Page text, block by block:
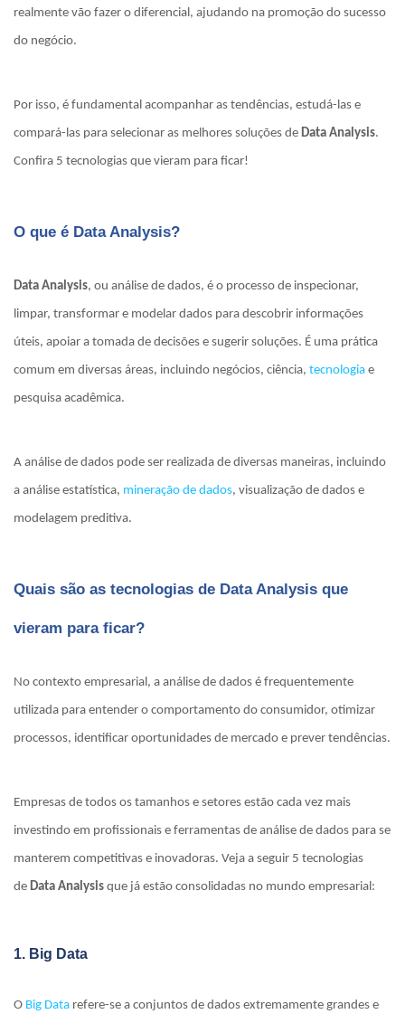
realmente vão fazer o diferencial, ajudando na promoção do sucesso
do negócio.
Por isso, é fundamental acompanhar as tendências, estudá-las e
compará-las para selecionar as melhores soluções de Data Analysis.
Confira 5 tecnologias que vieram para ficar!
O que é Data Analysis?
Data Analysis, ou análise de dados, é o processo de inspecionar,
limpar, transformar e modelar dados para descobrir informações
úteis, apoiar a tomada de decisões e sugerir soluções. É uma prática
comum em diversas áreas, incluindo negócios, ciência, tecnologia e
pesquisa acadêmica.
A análise de dados pode ser realizada de diversas maneiras, incluindo
a análise estatística, mineração de dados, visualização de dados e
modelagem preditiva.
Quais são as tecnologias de Data Analysis que
vieram para ficar?
No contexto empresarial, a análise de dados é frequentemente
utilizada para entender o comportamento do consumidor, otimizar
processos, identificar oportunidades de mercado e prever tendências.
Empresas de todos os tamanhos e setores estão cada vez mais
investindo em profissionais e ferramentas de análise de dados para se
manterem competitivas e inovadoras. Veja a seguir 5 tecnologias
de Data Analysis que já estão consolidadas no mundo empresarial:
1. Big Data
O Big Data refere-se a conjuntos de dados extremamente grandes e